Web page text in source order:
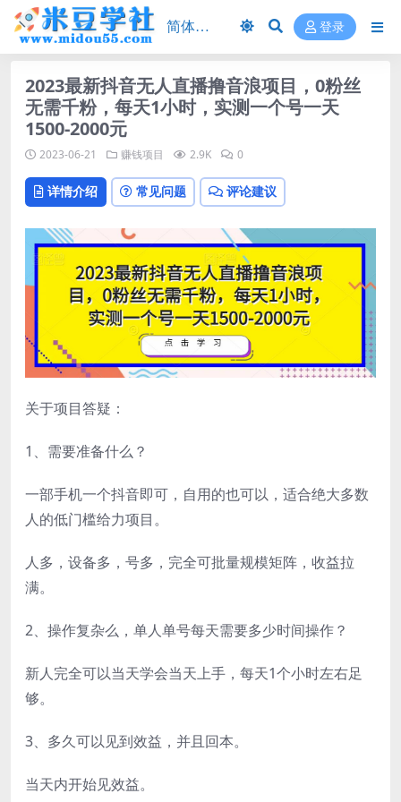
登录
2023最新抖音无人直播撸音浪项目，0粉丝
无需千粉，每天1小时，实测一个号一天
1500-2000元
2023-06-21 赚钱项目 2.9K 0
详情介绍 常见问题 评论建议
关于项目答疑：
1、需要准备什么？
一部手机一个抖音即可，自用的也可以，适合绝大多数
人的低门槛给力项目。
人多，设备多，号多，完全可批量规模矩阵，收益拉
满。
2、操作复杂么，单人单号每天需要多少时间操作？
新人完全可以当天学会当天上手，每天1个小时左右足
够。
3、多久可以见到效益，并且回本。
当天内开始见效益。